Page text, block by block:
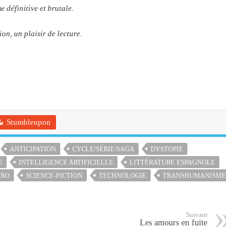
définitive et brutale.
un plaisir de lecture.
Stumbleupon
ANTICIPATION CYCLE/SÉRIE/SAGA
DYSTOPIE
INTELLIGENCE ARTIFICIELLE
LITTÉRATURE ESPAGNOLE
SCIENCE-FICTION TECHNOLOGIE
TRANSHUMANISME
Suivant
Les amours en fuite